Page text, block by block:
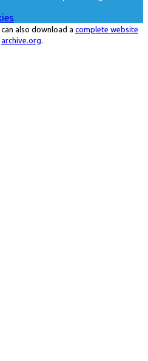
also download a complete website
archive.org.